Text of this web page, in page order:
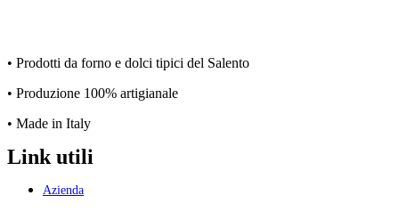
• Prodotti da forno e dolci tipici del Salento
• Produzione 100% artigianale
• Made in Italy
Link utili
Azienda